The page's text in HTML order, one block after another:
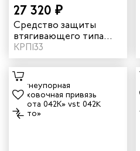
27 320 ₽
Средство защиты
втягивающего типа
"НВ-02" двуплечевой с
карабином «Стальной
монтажный» vnt НВ02
duo 0051
КРП133